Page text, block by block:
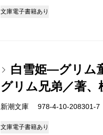
文庫電子書籍あり
白雪姫―グリム
グリム兄弟／著、
新潮文庫 978-4-10-
文庫電子書籍あり